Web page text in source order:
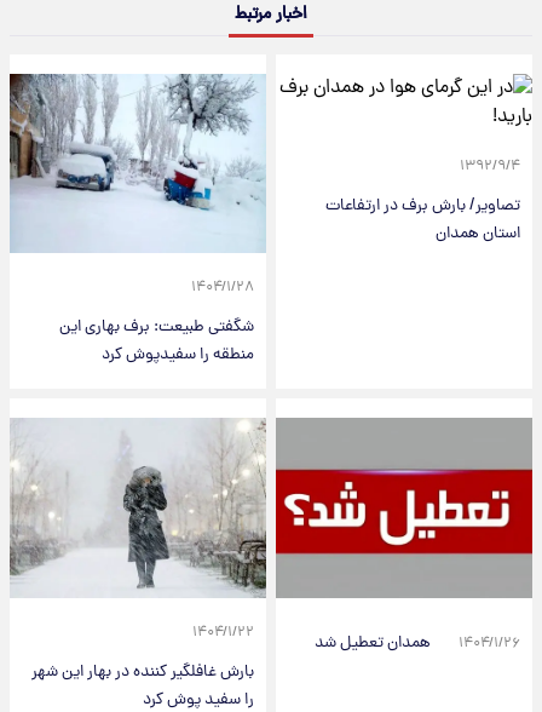
اخبار مرتبط
۱۳۹۲/۹/۴
تصاویر/ بارش برف در ارتفاعات
استان همدان
۱۴۰۴/۱/۲۸
شگفتی طبیعت: برف بهاری این
منطقه را سفیدپوش کرد
۱۴۰۴/۱/۲۶ همدان تعطیل شد ۱۴۰۴/۱/۲۲
بارش غافلگیر کننده در بهار این شهر
را سفید پوش کرد